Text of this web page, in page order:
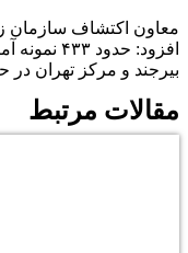
معاون اکتشاف سازمان
افزود:
بیرجند و مرکز تهران
مقالات مرتبط